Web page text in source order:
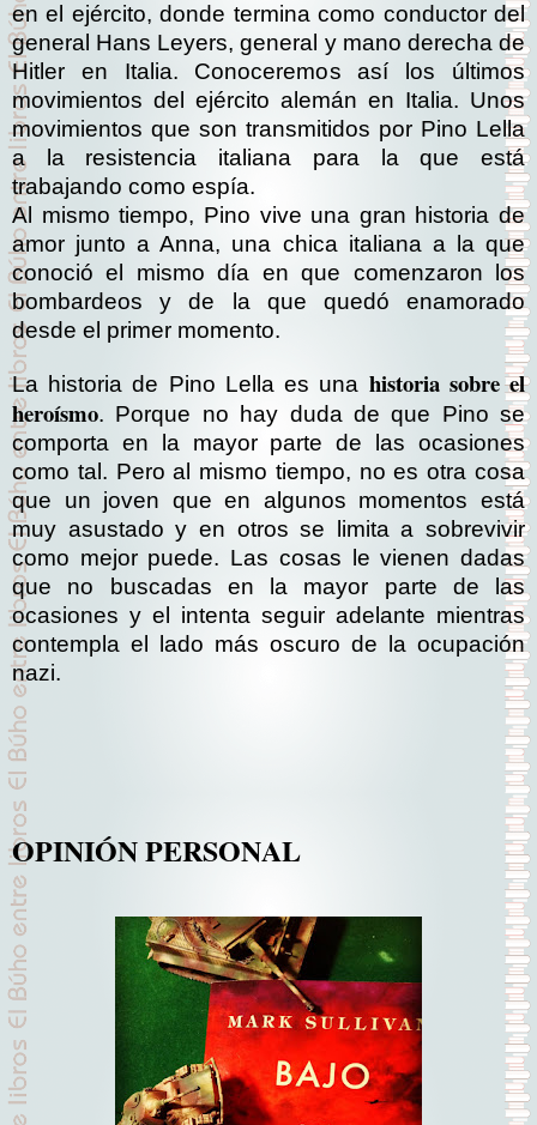
en el ejército, donde termina como conductor del
general Hans Leyers, general y mano derecha de
Hitler en Italia. Conoceremos así los últimos
movimientos del ejército alemán en Italia. Unos
movimientos que son transmitidos por Pino Lella
a la resistencia italiana para la que está
trabajando como espía.
Al mismo tiempo, Pino vive una gran historia de
amor junto a Anna, una chica italiana a la que
conoció el mismo día en que comenzaron los
bombardeos y de la que quedó enamorado
desde el primer momento.
La historia de Pino Lella es una historia sobre el
heroísmo. Porque no hay duda de que Pino se
comporta en la mayor parte de las ocasiones
como tal. Pero al mismo tiempo, no es otra cosa
que un joven que en algunos momentos está
muy asustado y en otros se limita a sobrevivir
como mejor puede. Las cosas le vienen dadas
que no buscadas en la mayor parte de las
ocasiones y el intenta seguir adelante mientras
contempla el lado más oscuro de la ocupación
nazi.
OPINIÓN PERSONAL